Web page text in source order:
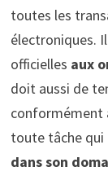
toutes les
électroniques.
officielles aux
doit aussi de
conformément
toute tâche qui
dans son